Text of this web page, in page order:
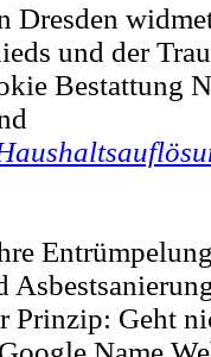
Dresden
und der
Bestattung
Prinzip: Geht